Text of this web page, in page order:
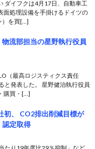
ダイフクは4月17日、自動車工
面処理設備を手掛けるドイツの
）を買[…]
流部担当の星野執行役員
（最高ロジスティクス責任
と発表した。 星野健治執行役員
購買・[…]
初、 CO2排出削減目標が
認定取得